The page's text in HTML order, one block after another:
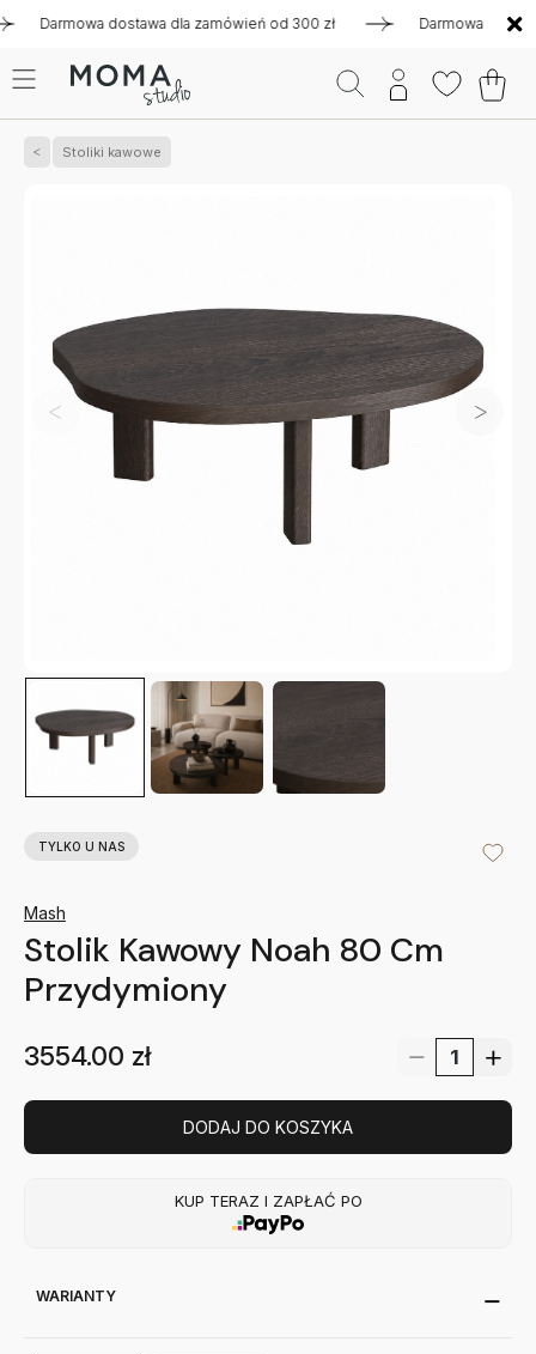
dostawa dla zamówień od 300 zł Darmowa dostawa
Stoliki kawowe
TYLKO U NAS
Mash
Stolik Kawowy Noah 80 Cm
Przydymiony
3554.00 zł
DODAJ DO KOSZYKA
KUP TERAZ I ZAPŁAĆ PO
WARIANTY